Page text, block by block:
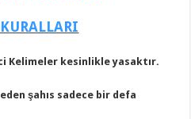
Kelimeler kesinlikle yasaktır.
şahıs sadece bir defa